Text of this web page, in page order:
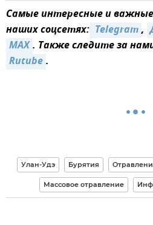
Самые интересные и
наших соцсетях: Telegram,
MAX. Также следите за
Rutube.
Улан-Удэ Бурятия
Массовое отравление